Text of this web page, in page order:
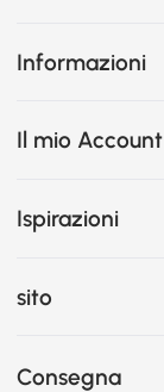
Informazioni
Il mio Account
Ispirazioni
sito
Consegna